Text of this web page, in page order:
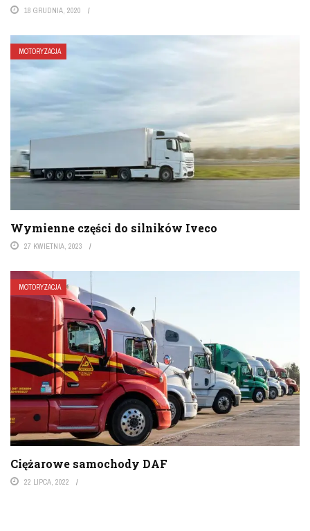
18 GRUDNIA, 2020
MOTORYZACJA
Wymienne części do silników Iveco
27 KWIETNIA, 2023
MOTORYZACJA
Ciężarowe samochody DAF
22 LIPCA, 2022